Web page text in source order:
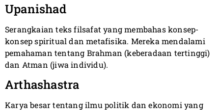
Upanishad
Serangkaian teks filsafat yang membahas konsep-
konsep spiritual dan metafisika. Mereka mendalami
pemahaman tentang Brahman (keberadaan tertinggi)
dan Atman (jiwa individu).
Arthashastra
Karya besar tentang ilmu politik dan ekonomi yang